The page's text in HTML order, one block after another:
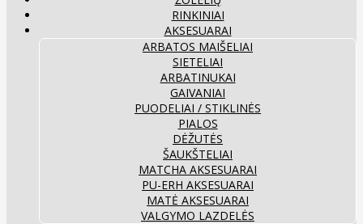
RINKINIAI
AKSESUARAI
ARBATOS MAIŠELIAI
SIETELIAI
ARBATINUKAI
GAIVANIAI
PUODELIAI / STIKLINĖS
PIALOS
DĖŽUTĖS
ŠAUKŠTELIAI
MATCHA AKSESUARAI
PU-ERH AKSESUARAI
MATĖ AKSESUARAI
VALGYMO LAZDELĖS